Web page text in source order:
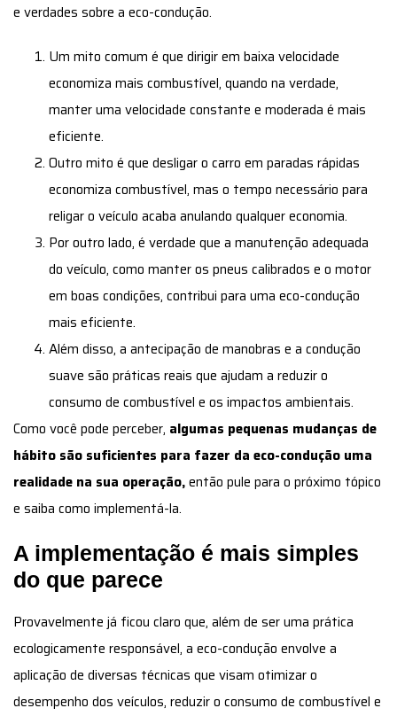
e verdades sobre a eco-condução.
Um mito comum é que dirigir em baixa velocidade
economiza mais combustível, quando na verdade,
manter uma velocidade constante e moderada é mais
eficiente.
Outro mito é que desligar o carro em paradas rápidas
economiza combustível, mas o tempo necessário para
religar o veículo acaba anulando qualquer economia.
Por outro lado, é verdade que a manutenção adequada
do veículo, como manter os pneus calibrados e o motor
em boas condições, contribui para uma eco-condução
mais eficiente.
Além disso, a antecipação de manobras e a condução
suave são práticas reais que ajudam a reduzir o
consumo de combustível e os impactos ambientais.
Como você pode perceber, algumas pequenas mudanças de
hábito são suficientes para fazer da eco-condução uma
realidade na sua operação,então pule para o próximo tópico
e saiba como implementá-la.
A implementação é mais simples
do que parece
Provavelmente já ficou claro que, além de ser uma prática
ecologicamente responsável, a eco-condução envolve a
aplicação de diversas técnicas que visam otimizar o
desempenho dos veículos, reduzir o consumo de combustível e